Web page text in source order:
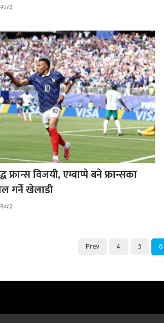
विजयी, एम्बाप्पे बने फ्रान्सका
गर्ने खेलाडी
Prev 4 5 6